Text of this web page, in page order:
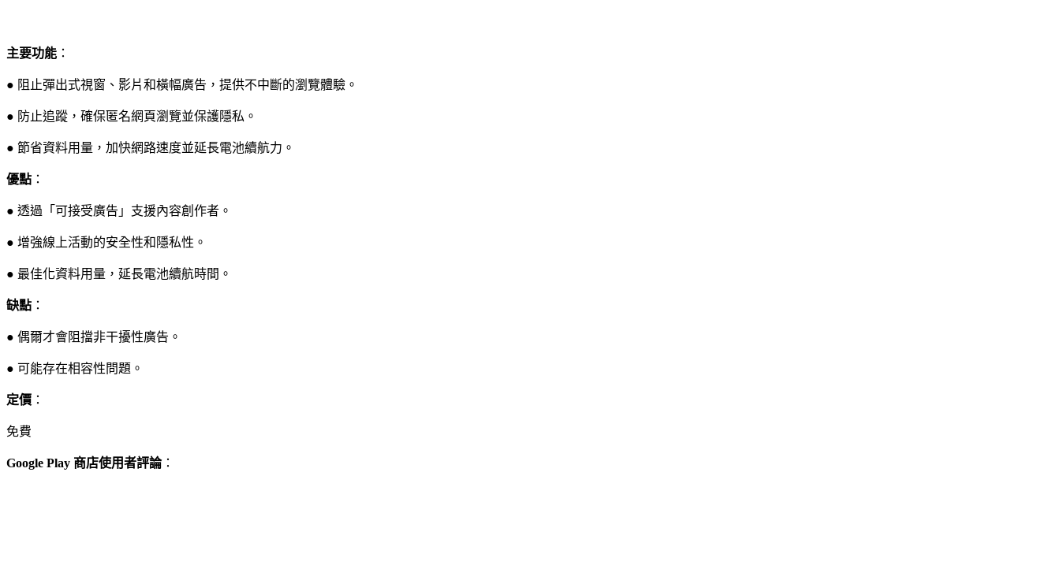
主要功能 ：
● 阻止彈出式視窗、影片和橫幅廣告，提供不中斷的瀏覽體驗。
● 防止追蹤，確保匿名網頁瀏覽並保護隱私。
● 節省資料用量，加快網路速度並延長電池續航力。
優點 ：
● 透過「可接受廣告」支援內容創作者。
● 增強線上活動的安全性和隱私性。
● 最佳化資料用量，延長電池續航時間。
缺點 ：
● 偶爾才會阻擋非干擾性廣告。
● 可能存在相容性問題。
定價 ：
免費
Google Play 商店使用者評論：